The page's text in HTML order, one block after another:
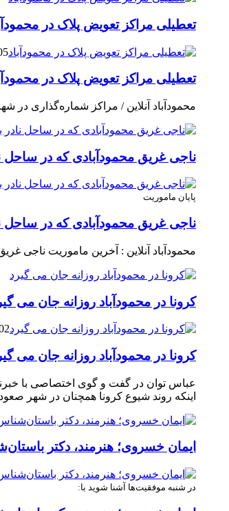
تعطیلی مراکز تعویض پلاک در
05
تعطیلی مراکز تعویض پلاک در
محمودآباد آنلاین / مراکز شماره‌گذاری در
ناجی غریق محمودآبادی که در ساحل
پایان ماموریت
ناجی غریق محمودآبادی که در ساحل
محمودآباد آنلاین : آخرین ماموریت
کرونا در محمودآباد روزانه جان می
02 آگوست
کرونا در محمودآباد روزانه جان می
اینکه روند شیوع کرونا همچنان در شهر
ایمان خسروی؛ هنرمند، دکتر
در شنبه موفقیت‌ها آشنا شوید با: